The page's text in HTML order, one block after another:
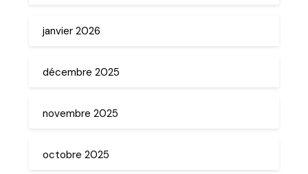
janvier 2026
décembre 2025
novembre 2025
octobre 2025